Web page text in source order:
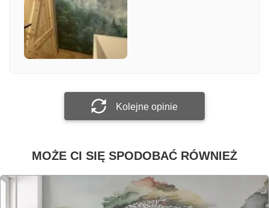
Załącz zdjęcie
Kolejne opinie
MOŻE CI SIĘ SPODOBAĆ RÓWNIEŻ